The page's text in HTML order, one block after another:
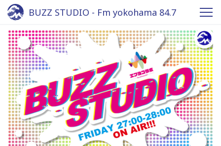
BUZZ STUDIO - Fm yokohama 84.7